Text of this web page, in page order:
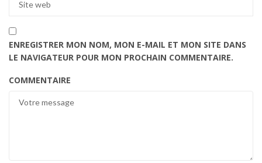
ENREGISTRER MON NOM, MON E-MAIL ET MON SITE DANS
LE NAVIGATEUR POUR MON PROCHAIN COMMENTAIRE.
COMMENTAIRE